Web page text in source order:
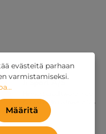
evästeitä parhaan
varmistamiseksi.
Määritä